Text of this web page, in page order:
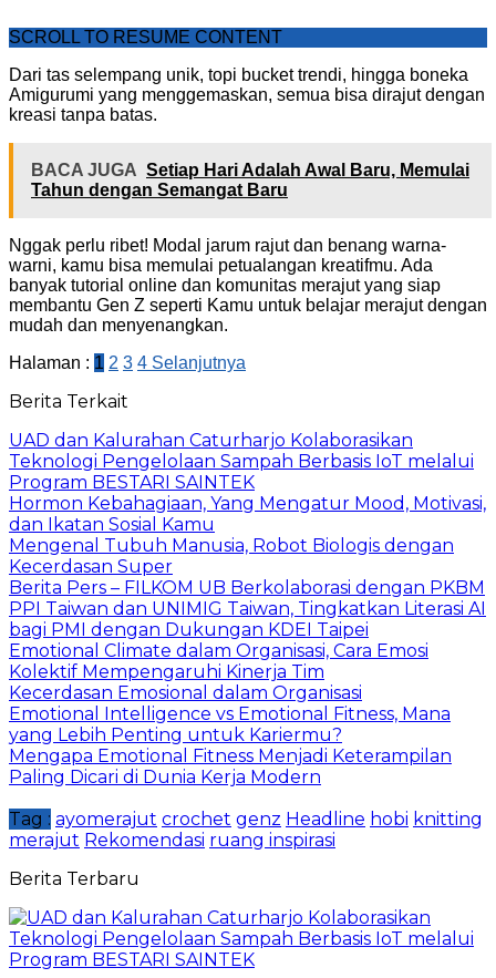
SCROLL TO RESUME CONTENT
Dari tas selempang unik, topi bucket trendi, hingga boneka
Amigurumi yang menggemaskan, semua bisa dirajut dengan
kreasi tanpa batas.
BACA JUGA Setiap Hari Adalah Awal Baru, Memulai
Tahun dengan Semangat Baru
Nggak perlu ribet! Modal jarum rajut dan benang warna-
warni, kamu bisa memulai petualangan kreatifmu. Ada
banyak tutorial online dan komunitas merajut yang siap
membantu Gen Z seperti Kamu untuk belajar merajut dengan
mudah dan menyenangkan.
Halaman : 1 2 3 4 Selanjutnya
Berita Terkait
UAD dan Kalurahan Caturharjo Kolaborasikan
Teknologi Pengelolaan Sampah Berbasis IoT melalui
Program BESTARI SAINTEK
Hormon Kebahagiaan, Yang Mengatur Mood, Motivasi,
dan Ikatan Sosial Kamu
Mengenal Tubuh Manusia, Robot Biologis dengan
Kecerdasan Super
Berita Pers – FILKOM UB Berkolaborasi dengan PKBM
PPI Taiwan dan UNIMIG Taiwan, Tingkatkan Literasi AI
bagi PMI dengan Dukungan KDEI Taipei
Emotional Climate dalam Organisasi, Cara Emosi
Kolektif Mempengaruhi Kinerja Tim
Kecerdasan Emosional dalam Organisasi
Emotional Intelligence vs Emotional Fitness, Mana
yang Lebih Penting untuk Kariermu?
Mengapa Emotional Fitness Menjadi Keterampilan
Paling Dicari di Dunia Kerja Modern
Tag : ayomerajut crochet genz Headline hobi knitting
merajut Rekomendasi ruang inspirasi
Berita Terbaru